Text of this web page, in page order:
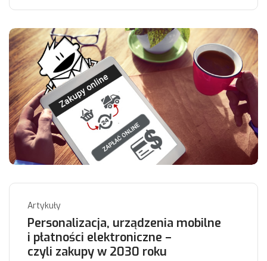
Artykuły
Personalizacja, urządzenia mobilne
i płatności elektroniczne –
czyli zakupy w 2030 roku